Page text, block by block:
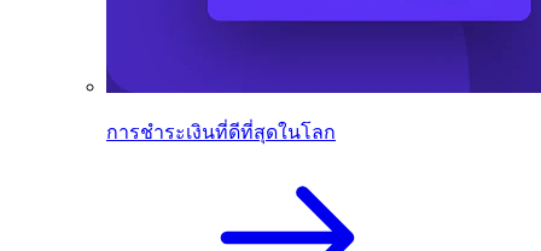
การชำระเงินที่ดีที่สุดในโลก